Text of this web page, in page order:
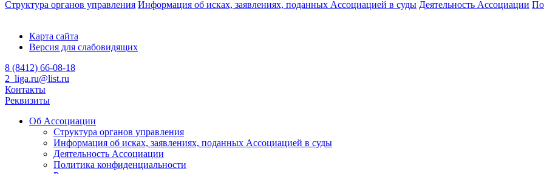
Структура органов управления Информация об исках, заявлениях, поданных Ассоциацией в суды Деятельность Ассоциации
Карта сайта
Версия для слабовидящих
8 (8412) 66-08-18
2_liga.ru@list.ru
Контакты
Реквизиты
Об Ассоциации
Структура органов управления
Информация об исках, заявлениях, поданных Ассоциацией в суды
Деятельность Ассоциации
Политика конфиденциальности